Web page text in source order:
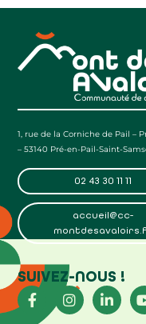
1, rue de la Corniche de Pail –
– 53140 Pré-en-Pail-Saint-
02 43 30 11 11
accueil@cc-
SUIVEZ-NOUS !